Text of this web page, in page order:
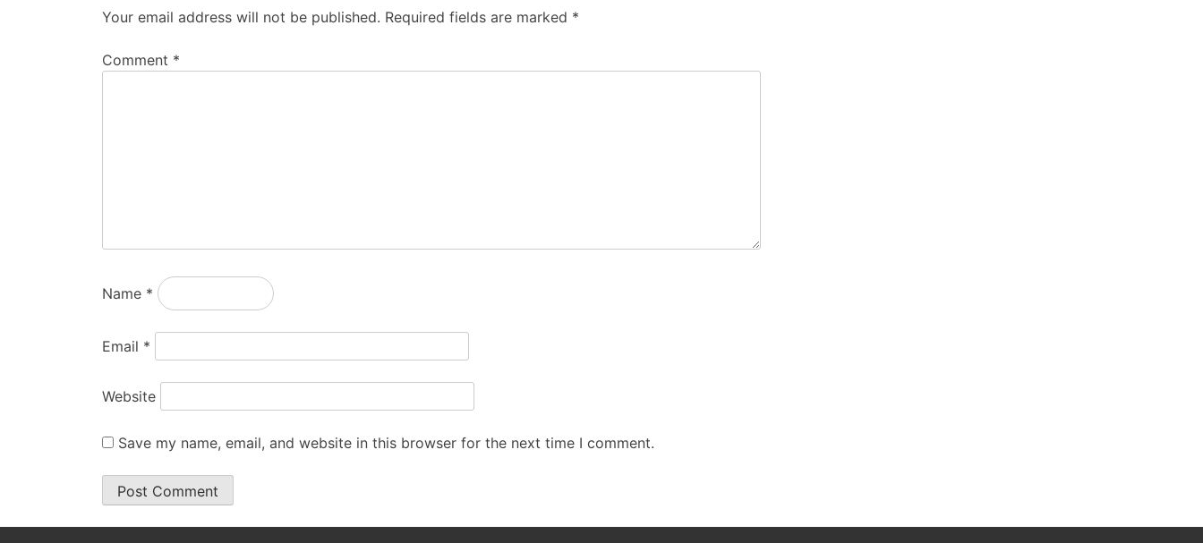
Your email address will not be published. Required fields are marked *
Comment *
Name *
Email *
Website
Save my name, email, and website in this browser for the next time I comment.